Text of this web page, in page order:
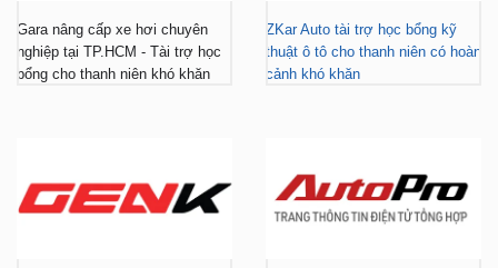
Gara nâng cấp xe hơi chuyên
nghiệp tại TP.HCM - Tài trợ học
bổng cho thanh niên khó khăn
ZKar Auto tài trợ học bổng kỹ
thuật ô tô cho thanh niên có hoàn
cảnh khó khăn